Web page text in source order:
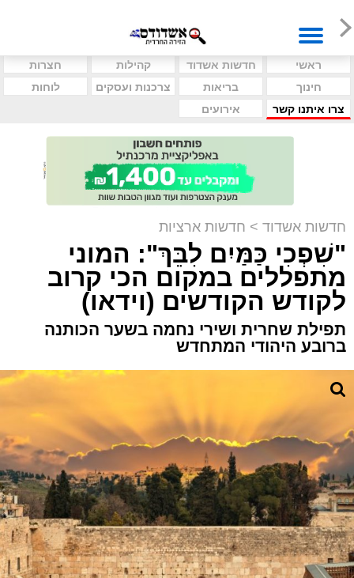
ראשי חדשות אשדוד קהילות
חצרות
חינוך
בריאות צרכנות ועסקים
לוחות
צרו איתנו קשר
אירועים
חדשות אשדוד > חדשות ארציות
"שִׁפְכִי כַּמַּיִם לִבֵּךְ": המוני
מתפללים במקום הכי קרוב
לקודש הקודשים (וידאו)
תפילת שחרית ושירי נחמה בשער הכותנה
ברובע היהודי המתחדש